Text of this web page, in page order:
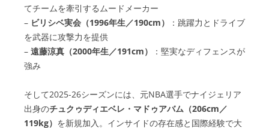
てチームを牽引するムードメーカー
– ビリシベ実会（1996年生／190cm）
：跳躍力とドライブ
を武器に攻撃力を提供
– 遠藤涼真（2000年生／191cm）
：堅実なディフェンスが
強み
そして2025-26シーズンには、元NBA選手でナイジェリア
出身のチュクゥディエベレ・マドゥアバム（206cm／
119kg） を新規加入。インサイドの存在感と国際経験で大